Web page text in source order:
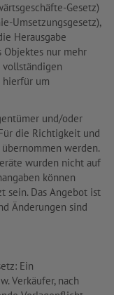
Gesetz)
Umsetzungsgesetz),
Herausgabe
Objektes nur mehr
hierfür um
und/oder
die Richtigkeit und
werden.
wurden nicht auf
können
sein. Das Angebot ist
Änderungen sind
Ein
Verkäufer, nach